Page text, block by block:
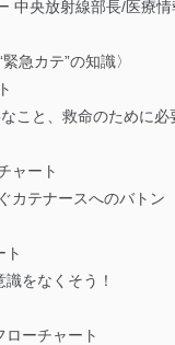
中央放射線部長/医療
急カテ”の知識〉
こと、救命のために必
ャート
カテナースへのバトン
ト
をなくそう！
ーチャート